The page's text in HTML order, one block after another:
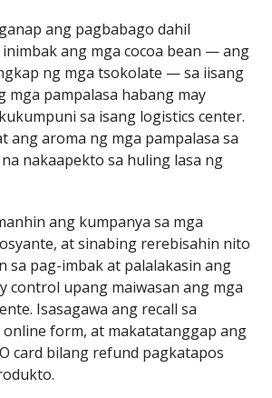
ang pagbabago dahil
ang mga cocoa bean — ang
ng mga tsokolate — sa iisang
mga pampalasa habang may
sa isang logistics center.
ang aroma ng mga pampalasa sa
nakaapekto sa huling lasa ng
ang kumpanya sa mga
at sinabing rerebisahin nito
sa pag-imbak at palalakasin ang
control upang maiwasan ang mga
Isasagawa ang recall sa
form, at makatatanggap ang
card bilang refund pagkatapos